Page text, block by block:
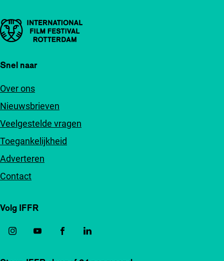
Belangrijke links
Snel naar
Over ons
Nieuwsbrieven
Veelgestelde vragen
Toegankelijkheid
Adverteren
Contact
Volg IFFR